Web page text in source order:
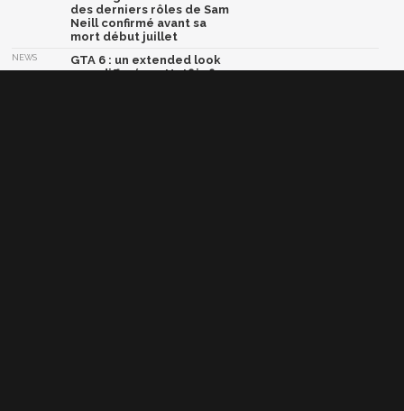
des derniers rôles de Sam
Neill confirmé avant sa
mort début juillet
NEWS
GTA 6 : un extended look
sera diffusé sur Netflix fin